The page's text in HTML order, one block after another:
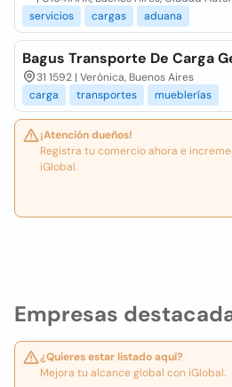
Empresas
¿Quieres estar listado aquí?
Mejora tu alcance global con iGlobal.
servicios
cargas aduana
Bagus Transporte De Carga
31 1592 | Verónica, Buenos Aires
carga
transportes mueblerías
¡Atención dueños!
Registra tu comercio ahora e
iGlobal.